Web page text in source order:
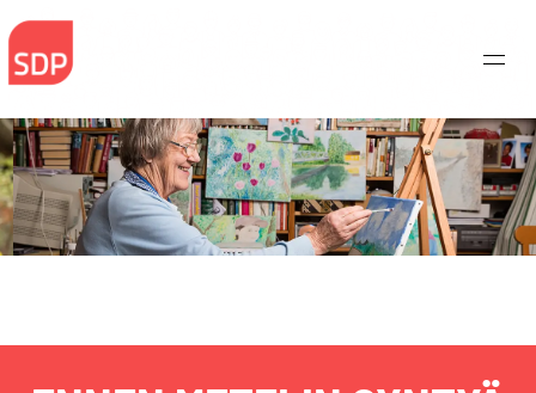
to
content